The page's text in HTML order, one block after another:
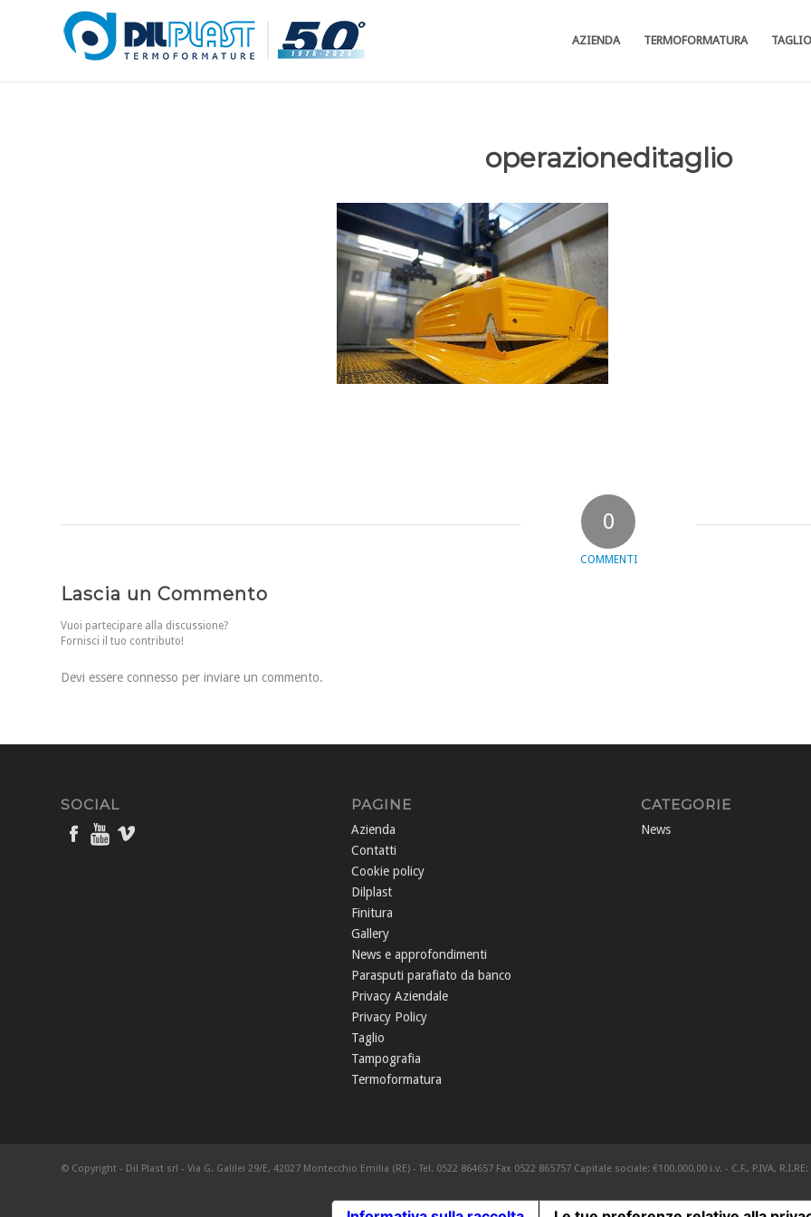
AZIENDA TERMOFORMATURA TAGLIO
operazioneditaglio
0
COMMENTI
Lascia un Commento
Vuoi partecipare alla discussione?
Fornisci il tuo contributo!
Devi essere connesso per inviare un commento.
SOCIAL PAGINE
Azienda
Contatti
Cookie policy
Dilplast
Finitura
Gallery
News e approfondimenti
Parasputi parafiato da banco
Privacy Aziendale
Privacy Policy
Taglio
Tampografia
Termoformatura
CATEGORIE
News
© Copyright - Dil Plast srl - Via G. Galilei 29/E, 42027 Montecchio Emilia (RE) - Tel. 0522 864657 Fax 0522 865757 Capitale sociale: €100.000,00 i.v. - C.F., P.IVA,